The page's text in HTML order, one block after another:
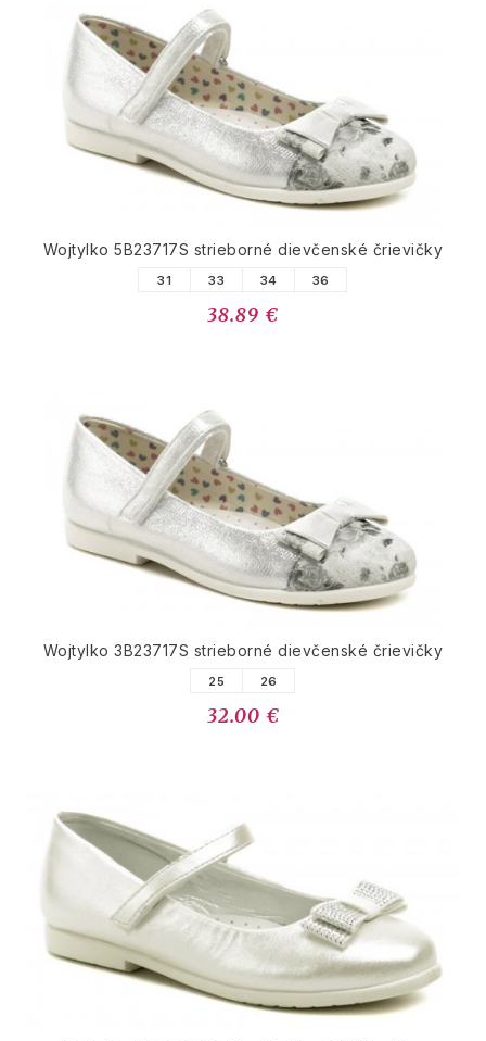
Wojtylko 5B23717S strieborné dievčenské črievičky
31 33 34 36
38.89 €
Wojtylko 3B23717S strieborné dievčenské črievičky
25 26
32.00 €